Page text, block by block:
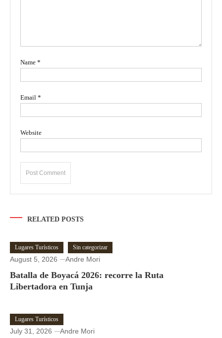
Name *
Email *
Website
RELATED POSTS
Lugares Turísticos Sin categorizar
August 5, 2026 Andre Mori
Batalla de Boyacá 2026: recorre la Ruta
Libertadora en Tunja
Lugares Turísticos
July 31, 2026 Andre Mori